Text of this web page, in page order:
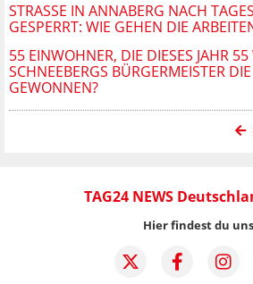
STRASSE IN ANNABERG NACH
ESPERRT: WIE GEHEN DIE
55 EINWOHNER, DIE DIESES JAHR
SCHNEEBERGS BÜRGERMEISTER
GEWONNEN?
TAG24 NEWS
Hier findest du